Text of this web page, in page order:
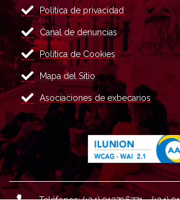
Política de privacidad
Canal de denuncias
Política de Cookies
Mapa del Sitio
Asociaciones de exbecarios